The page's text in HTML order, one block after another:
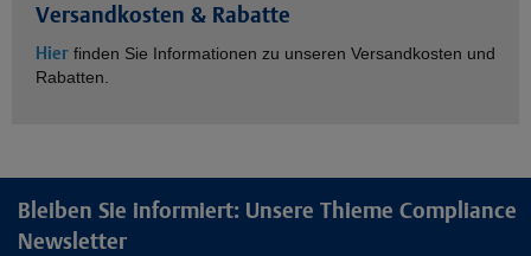
Versandkosten & Rabatte
Hier finden Sie Informationen zu unseren Versandkosten und
Rabatten.
Bleiben Sie informiert: Unsere Thieme Compliance
Newsletter